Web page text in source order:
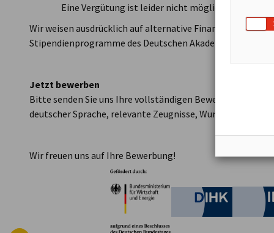
Eine Vergütung ist leider nicht möglich. Das
Wir weisen ausdrücklich auf alternative
Stipendienprogramme des Deutschen Akademischen
Jetzt bewerben
Bitte senden Sie uns Ihre vollständigen
deutscher Sprache, relevante Zeugnisse, Wunschzeitraum)
Wir freuen uns auf Ihre Bewerbung!